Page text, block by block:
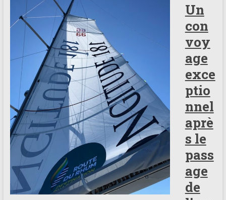
Un
con
voy
age
exce
ptio
nnel
aprè
s le
pass
age
de